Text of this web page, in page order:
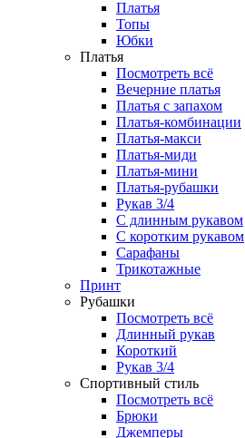
Платья
Топы
Юбки
Платья
Посмотреть всё
Вечерние платья
Платья с запахом
Платья-комбинации
Платья-макси
Платья-миди
Платья-мини
Платья-рубашки
Рукав 3/4
С длинным рукавом
С коротким рукавом
Сарафаны
Трикотажные
Принт
Рубашки
Посмотреть всё
Длинный рукав
Короткий
Рукав 3/4
Спортивный стиль
Посмотреть всё
Брюки
Джемперы